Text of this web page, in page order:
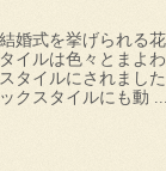
婚式を挙げられる
イルは色々とまよ
タイルにされまし
クスタイルにも動 ...